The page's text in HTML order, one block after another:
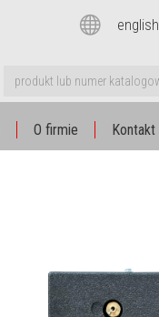
english
O firmie Kontakt